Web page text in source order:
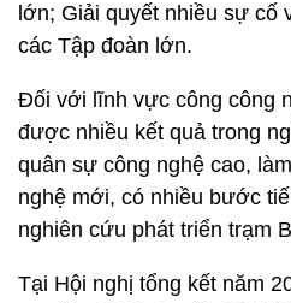
lớn; Giải quyết nhiều sự cố
các Tập đoàn lớn.
Đối với lĩnh vực công công
được nhiều kết quả trong
quân sự công nghệ cao,
nghệ mới, có nhiều bước
nghiên cứu phát triển trạm
Tại Hội nghị tổng kết năm